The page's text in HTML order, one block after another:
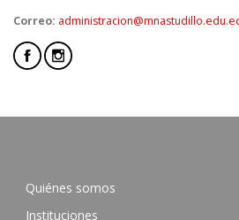
Correo:
Quiénes somos
Instituciones